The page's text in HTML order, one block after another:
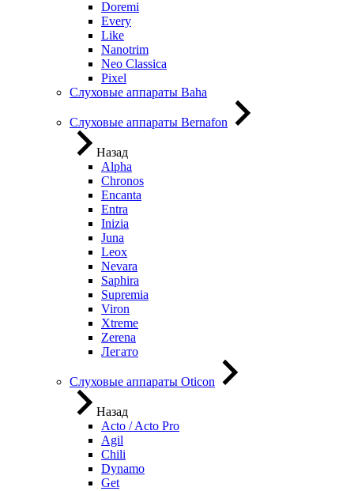
Doremi
Every
Like
Nanotrim
Neo Classica
Pixel
Слуховые аппараты Baha
Слуховые аппараты Bernafon
Назад
Alpha
Chronos
Encanta
Entra
Inizia
Juna
Leox
Nevara
Saphira
Supremia
Viron
Xtreme
Zerena
Легато
Слуховые аппараты Oticon
Назад
Acto / Acto Pro
Agil
Chili
Dynamo
Get